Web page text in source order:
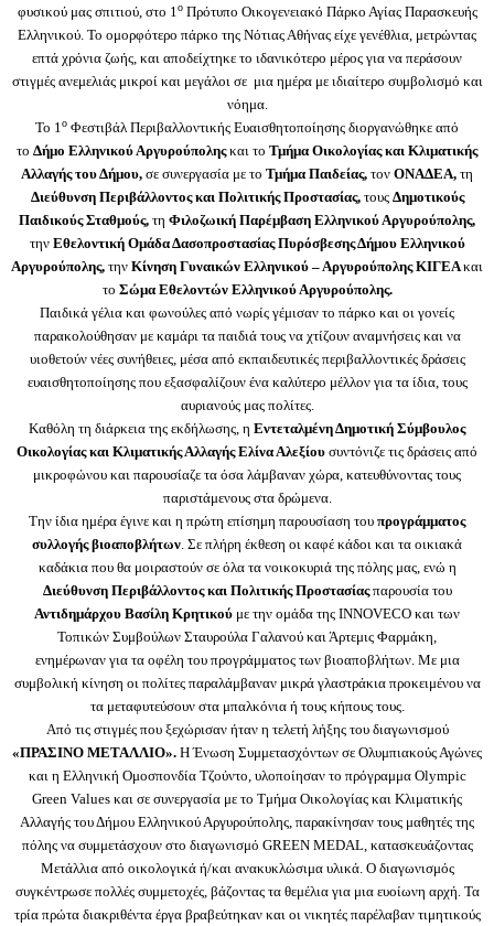
φυσικού μας σπιτιού, στο 1οΠρότυπο Οικογενειακό Πάρκο Αγίας Παρασκευής
Ελληνικού. Το ομορφότερο πάρκο της Νότιας Αθήνας είχε γενέθλια, μετρώντας
επτά χρόνια ζωής, και αποδείχτηκε το ιδανικότερο μέρος για να περάσουν
στιγμές ανεμελιάς μικροί και μεγάλοι σε μια ημέρα με ιδιαίτερο συμβολισμό και
νόημα.
Το 1ο Φεστιβάλ Περιβαλλοντικής Ευαισθητοποίησης διοργανώθηκε από
το Δήμο Ελληνικού Αργυρούποληςκαι το Τμήμα Οικολογίας και Κλιματικής
Αλλαγής του Δήμου, σε συνεργασία με το Τμήμα Παιδείας, τον ΟΝΑΔΕΑ, τη
Διεύθυνση Περιβάλλοντος και Πολιτικής Προστασίας, τουςΔημοτικούς
Παιδικούς Σταθμούς, τη Φιλοζωική Παρέμβαση Ελληνικού Αργυρούπολης,
τηνΕθελοντική Ομάδα Δασοπροστασίας Πυρόσβεσης Δήμου Ελληνικού
Αργυρούπολης, την Κίνηση Γυναικών Ελληνικού – Αργυρούπολης ΚΙΓΕΑκαι
το Σώμα Εθελοντών Ελληνικού Αργυρούπολης.
Παιδικά γέλια και φωνούλες από νωρίς γέμισαν το πάρκο και οι γονείς
παρακολούθησαν με καμάρι τα παιδιά τους να χτίζουν αναμνήσεις και να
υιοθετούν νέες συνήθειες, μέσα από εκπαιδευτικές περιβαλλοντικές δράσεις
ευαισθητοποίησης που εξασφαλίζουν ένα καλύτερο μέλλον για τα ίδια, τους
αυριανούς μας πολίτες.
Καθόλη τη διάρκεια της εκδήλωσης, η Εντεταλμένη Δημοτική Σύμβουλος
Οικολογίας και Κλιματικής Αλλαγής Ελίνα Αλεξίου συντόνιζε τις δράσεις από
μικροφώνου και παρουσίαζε τα όσα λάμβαναν χώρα, κατευθύνοντας τους
παριστάμενους στα δρώμενα.
Την ίδια ημέρα έγινε και η πρώτη επίσημη παρουσίαση του προγράμματος
συλλογής βιοαποβλήτων. Σε πλήρη έκθεση οι καφέ κάδοι και τα οικιακά
καδάκια που θα μοιραστούν σε όλα τα νοικοκυριά της πόλης μας, ενώ η
Διεύθυνση Περιβάλλοντος και Πολιτικής Προστασίαςπαρουσία του
Αντιδημάρχου Βασίλη Κρητικού με την ομάδα της INNOVECO και των
Τοπικών Συμβούλων Σταυρούλα Γαλανού και Άρτεμις Φαρμάκη,
ενημέρωναν για τα οφέλη του προγράμματος των βιοαποβλήτων. Με μια
συμβολική κίνηση οι πολίτες παραλάμβαναν μικρά γλαστράκια προκειμένου να
τα μεταφυτεύσουν στα μπαλκόνια ή τους κήπους τους.
Από τις στιγμές που ξεχώρισαν ήταν η τελετή λήξης του διαγωνισμού
«ΠΡΑΣΙΝΟ ΜΕΤΑΛΛΙΟ». Η Ένωση Συμμετασχόντων σε Ολυμπιακούς Αγώνες
και η Ελληνική Ομοσπονδία Τζούντο, υλοποίησαν το πρόγραμμα Olympic
Green Values και σε συνεργασία με το Τμήμα Οικολογίας και Κλιματικής
Αλλαγής του Δήμου Ελληνικού Αργυρούπολης, παρακίνησαν τους μαθητές της
πόλης να συμμετάσχουν στο διαγωνισμό GREEN MEDAL, κατασκευάζοντας
Μετάλλια από οικολογικά ή/και ανακυκλώσιμα υλικά. Ο διαγωνισμός
συγκέντρωσε πολλές συμμετοχές, βάζοντας τα θεμέλια για μια ευοίωνη αρχή. Τα
τρία πρώτα διακριθέντα έργα βραβεύτηκαν και οι νικητές παρέλαβαν τιμητικούς